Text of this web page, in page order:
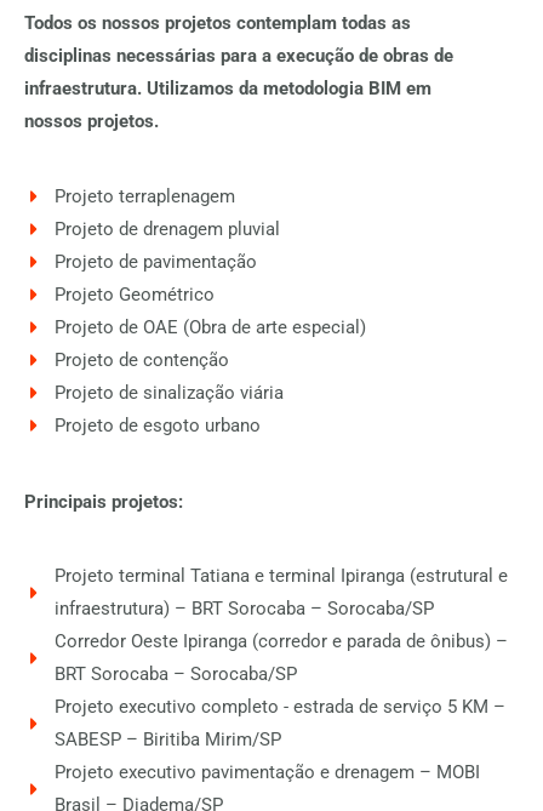
Todos os nossos projetos contemplam todas as
disciplinas necessárias para a execução de obras de
infraestrutura. Utilizamos da metodologia BIM em
nossos projetos.
Projeto terraplenagem
Projeto de drenagem pluvial
Projeto de pavimentação
Projeto Geométrico
Projeto de OAE (Obra de arte especial)
Projeto de contenção
Projeto de sinalização viária
Projeto de esgoto urbano
Principais projetos:
Projeto terminal Tatiana e terminal Ipiranga (estrutural e
infraestrutura) – BRT Sorocaba – Sorocaba/SP
Corredor Oeste Ipiranga (corredor e parada de ônibus) –
BRT Sorocaba – Sorocaba/SP
Projeto executivo completo - estrada de serviço 5 KM –
SABESP – Biritiba Mirim/SP
Projeto executivo pavimentação e drenagem – MOBI
Brasil – Diadema/SP